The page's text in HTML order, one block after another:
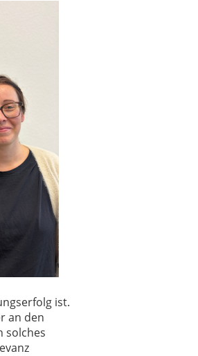
ist.
an den
solches